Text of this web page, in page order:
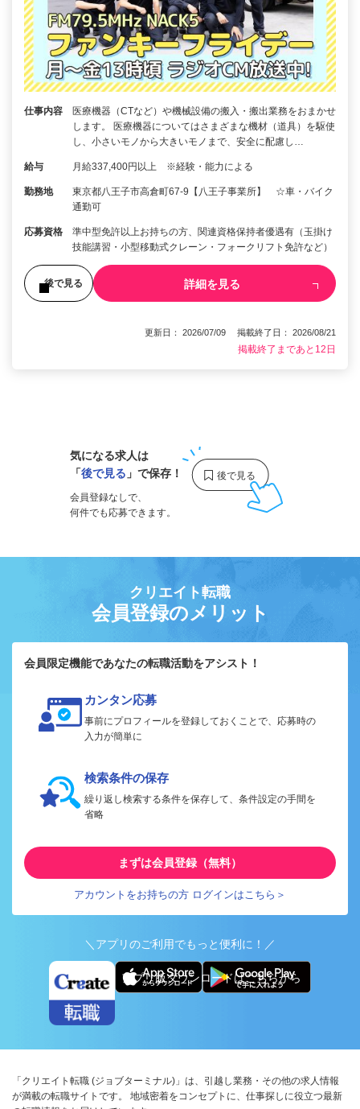
仕事内容
医療機器（CTなど）や機械設備の搬入・搬出業務をおまかせ
します。 医療機器についてはさまざまな機材（道具）を駆使
し、小さいモノから大きいモノまで、安全に配慮し…
給与 月給337,400円以上 ※経験・能力による
勤務地
東京都八王子市高倉町67-9【八王子事業所】 ☆車・バイク
通勤可
応募資格
準中型免許以上お持ちの方、関連資格保持者優遇有（玉掛け
技能講習・小型移動式クレーン・フォークリフト免許など）
後で見る 詳細を見る
更新日： 2026/07/09 掲載終了日： 2026/08/21
掲載終了まであと12日
気になる求人は
「後で見る 」で保存！
会員登録なしで、
何件でも応募できます。
クリエイト転職
会員登録のメリット
会員限定機能であなたの転職活動をアシスト！
カンタン応募
事前にプロフィールを登録しておくことで、応募時の
入力が簡単に
検索条件の保存
繰り返し検索する条件を保存して、条件設定の手間を
省略
まずは会員登録（無料）
アカウントをお持ちの方 ログインはこちら＞
＼アプリのご利用でもっと便利に！／
アプリ版ダウンロードはこちらから
「クリエイト転職 (ジョブターミナル)」は、引越し業務・その他の求人情報
が満載の転職サイトです。 地域密着をコンセプトに、仕事探しに役立つ最新